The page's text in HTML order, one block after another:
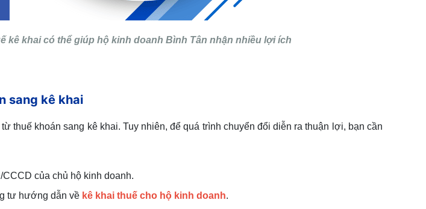
kê khai có thể giúp hộ kinh doanh Bình Tân nhận nhiều lợi ích
sang kê khai
thuế khoán sang kê khai. Tuy nhiên, để quá trình chuyển đổi diễn ra thuận lợi, bạn cần
của chủ hộ kinh doanh.
tư hướng dẫn về kê khai thuế cho hộ kinh doanh.